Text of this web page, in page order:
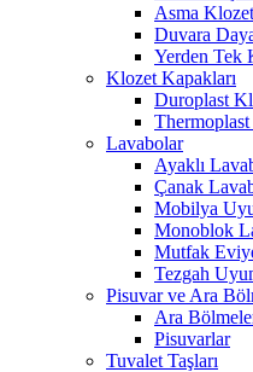
Asma
Duvara
Yerden Tek
Klozet Kapakları
Duroplast
Lavabolar
Ayaklı
Çanak
Mobilya
Monoblok
Mutfak
Tezgah
Pisuvar ve Ara
Ara
Pisuvarlar
Tuvalet Taşları